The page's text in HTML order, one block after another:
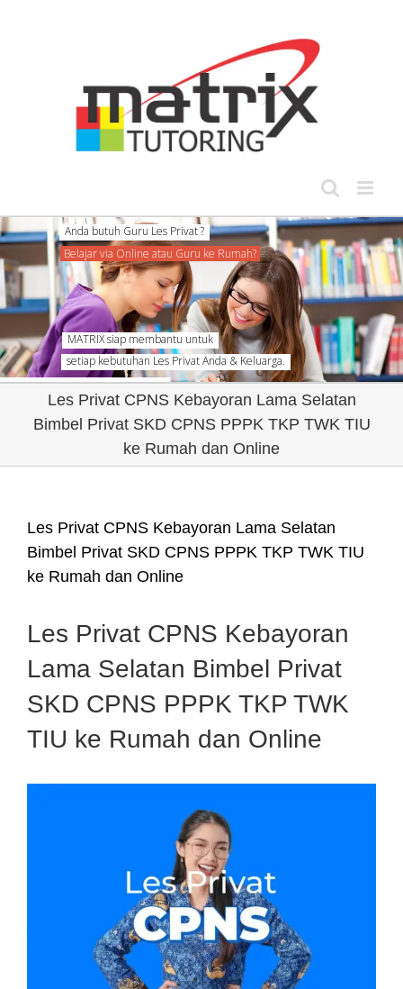
MATRIX siap membantu untuk
setiap kebutuhan Les Privat Anda & Keluarga.
Les Privat CPNS Kebayoran Lama Selatan
Bimbel Privat SKD CPNS PPPK TKP TWK TIU
ke Rumah dan Online
Les Privat CPNS Kebayoran Lama Selatan
Bimbel Privat SKD CPNS PPPK TKP TWK TIU
ke Rumah dan Online
Les Privat CPNS Kebayoran
Lama Selatan Bimbel Privat
SKD CPNS PPPK TKP TWK
TIU ke Rumah dan Online